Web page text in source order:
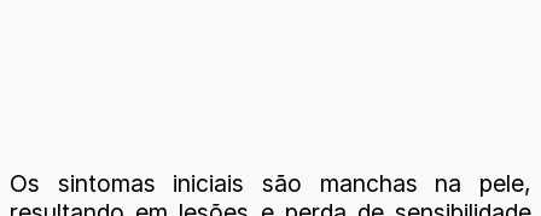
Os sintomas iniciais são manchas na pele,